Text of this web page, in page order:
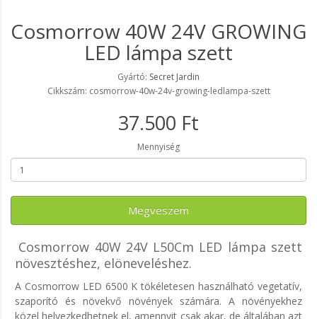
Cosmorrow 40W 24V GROWING
LED lámpa szett
Gyártó: Secret Jardin
Cikkszám: cosmorrow-40w-24v-growing-ledlampa-szett
37.500 Ft
Mennyiség
Megveszem
Cosmorrow 40W 24V L50Cm LED lámpa szett
növesztéshez, elöneveléshez.
A Cosmorrow LED 6500 K tökéletesen használható vegetatív,
szaporító és növekvő növények számára. A növényekhez
közel helyezkedhetnek el, amennyit csak akar, de általában azt